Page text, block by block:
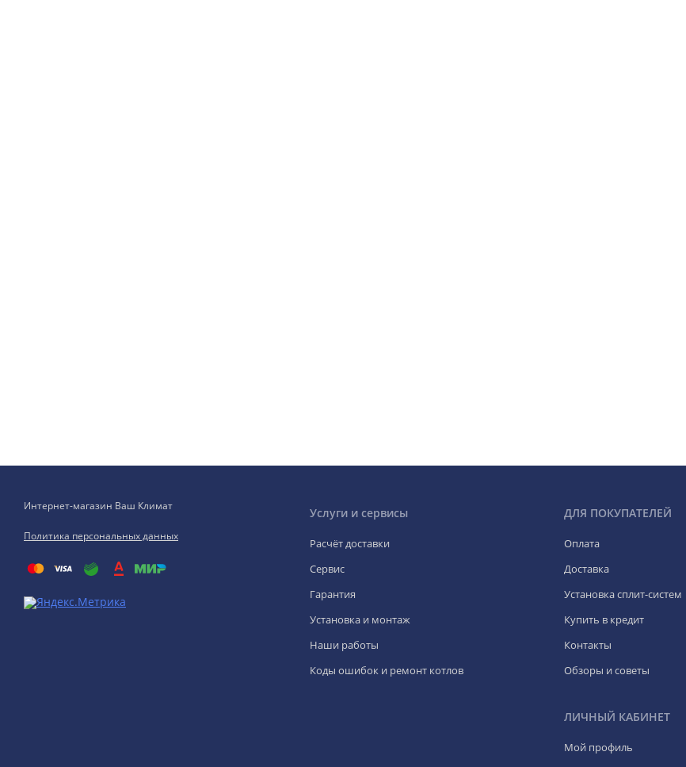
Интернет-магазин Ваш Климат
Политика персональных данных
Услуги и сервисы
Расчёт доставки
Сервис
Гарантия
Установка и монтаж
Наши работы
Коды ошибок и ремонт котлов
ДЛЯ ПОКУПАТЕЛЕЙ
Оплата
Доставка
Установка сплит-систем
Купить в кредит
Контакты
Обзоры и советы
ЛИЧНЫЙ КАБИНЕТ
Мой профиль